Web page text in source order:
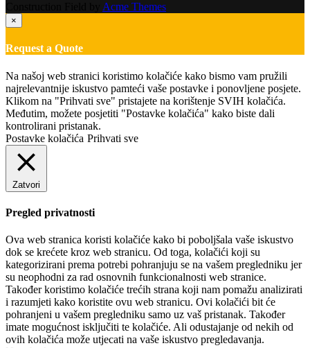
Acme Themes
×
Request a Quote
Na našoj web stranici koristimo kolačiće kako bismo vam pružili
najrelevantnije iskustvo pamteći vaše postavke i ponovljene posjete.
Klikom na "Prihvati sve" pristajete na korištenje SVIH kolačića.
Međutim, možete posjetiti "Postavke kolačića" kako biste dali
kontrolirani pristanak.
Postavke kolačića Prihvati sve
Zatvori
Pregled privatnosti
Ova web stranica koristi kolačiće kako bi poboljšala vaše iskustvo
dok se krećete kroz web stranicu. Od toga, kolačići koji su
kategorizirani prema potrebi pohranjuju se na vašem pregledniku jer
su neophodni za rad osnovnih funkcionalnosti web stranice.
Također koristimo kolačiće trećih strana koji nam pomažu analizirati
i razumjeti kako koristite ovu web stranicu. Ovi kolačići bit će
pohranjeni u vašem pregledniku samo uz vaš pristanak. Također
imate mogućnost isključiti te kolačiće. Ali odustajanje od nekih od
ovih kolačića može utjecati na vaše iskustvo pregledavanja.